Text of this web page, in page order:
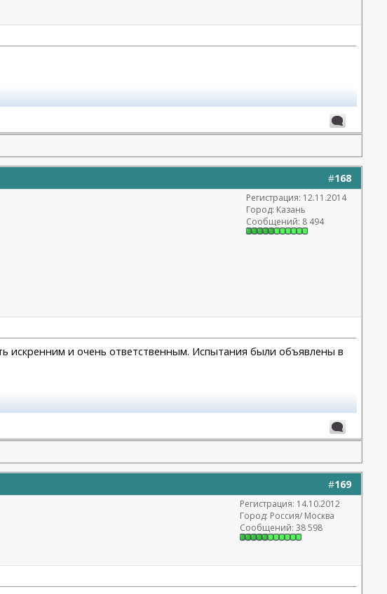
#168
Регистрация: 12.11.2014
Город: Казань
Сообщений: 8 494
искренним и очень ответственным. Испытания были объявлены в
#169
Регистрация: 14.10.2012
Город: Россия/ Москва
Сообщений: 38 598